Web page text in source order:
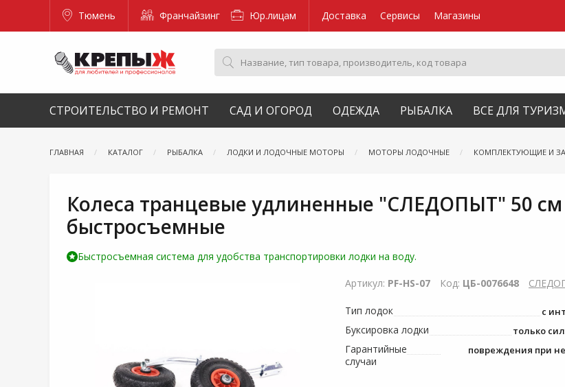
Тюмень Франчайзинг Юр.лицам Доставка Сервисы Магазины
СТРОИТЕЛЬСТВО И РЕМОНТ САД И ОГОРОД ОДЕЖДА РЫБАЛКА ВСЕ ДЛЯ
ГЛАВНАЯ КАТАЛОГ РЫБАЛКА ЛОДКИ И ЛОДОЧНЫЕ МОТОРЫ МОТОРЫ ЛОДОЧНЫЕ КОМПЛЕКТУЮЩИЕ И
Колеса транцевые удлиненные "СЛЕДОПЫТ" 50
быстросъемные
Быстросъемная система для удобства транспортировки лодки на воду.
Артикул: PF-HS-07 Код: ЦБ-0076648
Тип лодок с
Буксировка лодки только
Гарантийные
случаи
повреждения при